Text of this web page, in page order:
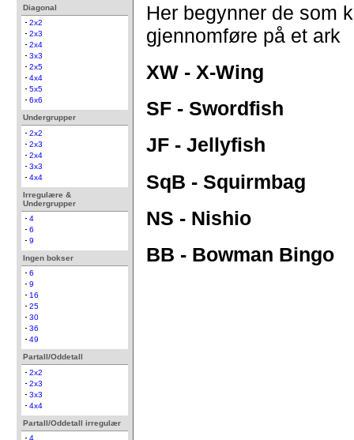
Diagonal
2x2
2x3
2x4
3x3
2x5
4x4
5x5
6x6
Undergrupper
2x2
2x3
2x4
3x3
4x4
Irregulære &
Undergrupper
4
6
9
Ingen bokser
6
9
16
25
30
36
49
Partall/Oddetall
2x2
2x3
3x3
4x4
Partall/Oddetall irregulær
4
Her begynner de som
gjennomføre på et ark
XW - X-Wing
SF - Swordfish
JF - Jellyfish
SqB - Squirmbag
NS - Nishio
BB - Bowman Bingo